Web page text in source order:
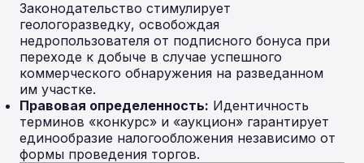
Законодательство стимулирует
геологоразведку, освобождая
недропользователя от подписного бонуса при
переходе к добыче в случае успешного
коммерческого обнаружения на разведанном
им участке.
Правовая определенность: Идентичность
терминов «конкурс» и «аукцион» гарантирует
единообразие налогообложения независимо от
формы проведения торгов.